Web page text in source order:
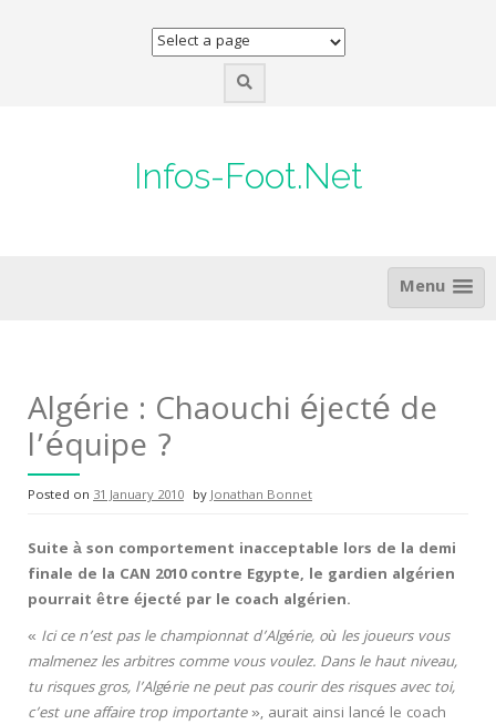
Infos-Foot.Net
Menu
Algérie : Chaouchi éjecté de
l’équipe ?
Posted on 31 January 2010 byJonathan Bonnet
Suite à son comportement inacceptable lors de la demi
finale de la CAN 2010 contre Egypte, le gardien algérien
pourrait être éjecté par le coach algérien.
« Ici ce n’est pas le championnat d’Algérie, où les joueurs vous
malmenez les arbitres comme vous voulez. Dans le haut niveau,
tu risques gros, l’Algérie ne peut pas courir des risques avec toi,
c’est une affaire trop importante», aurait ainsi lancé le coach